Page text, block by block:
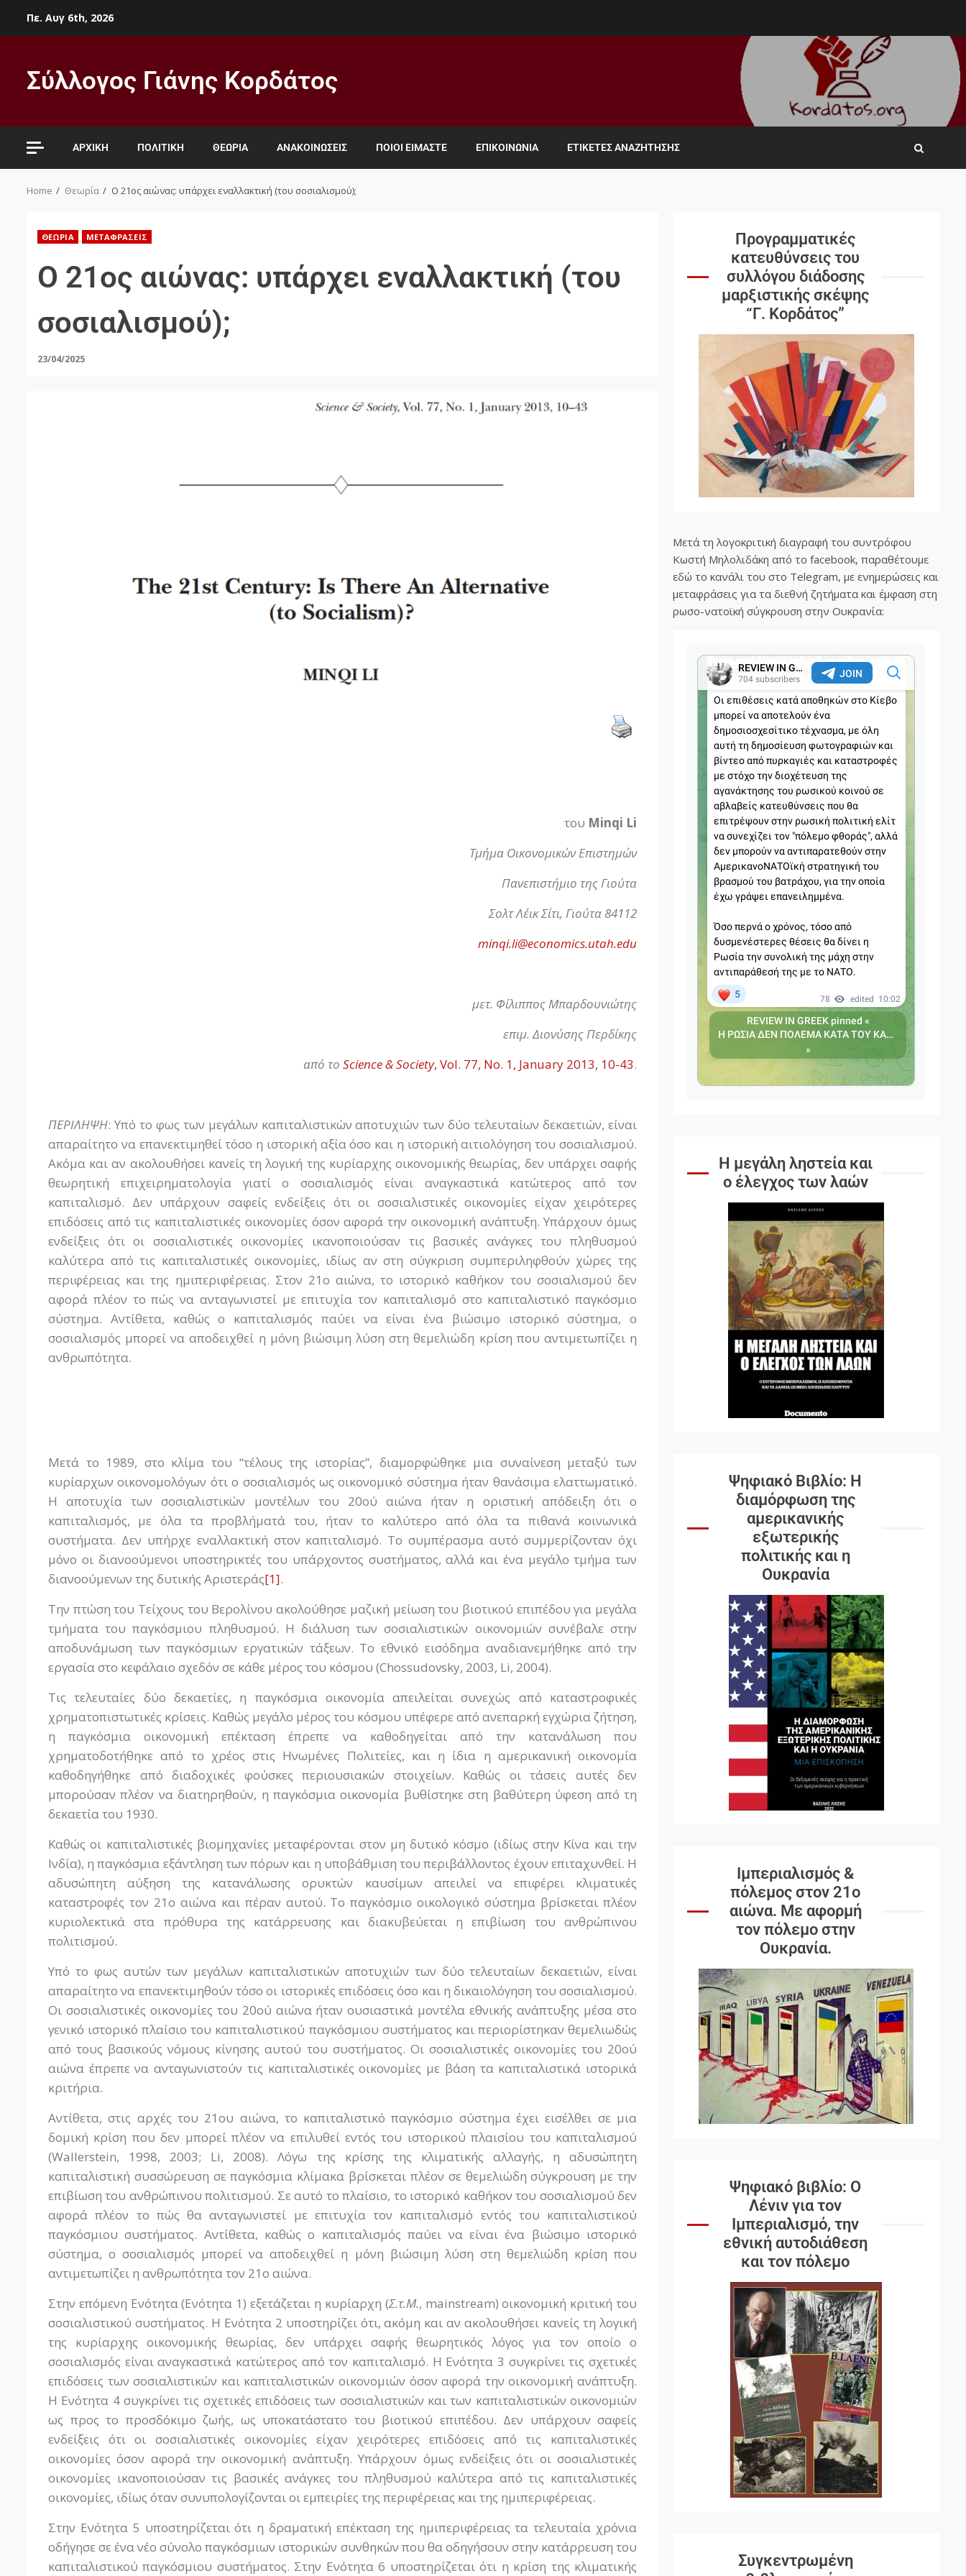
Πε. Αυγ 6th, 2026
Σύλλογος Γιάνης Κορδάτος
ΑΡΧΙΚΉ ΠΟΛΙΤΙΚΉ ΘΕΩΡΊΑ ΑΝΑΚΟΙΝΏΣΕΙΣ ΠΟΙΟΙ ΕΊΜΑΣΤΕ ΕΠΙΚΟΙΝΩΝΊΑ ΕΤΙΚΈΤΕΣ ΑΝΑΖΉΤΗΣΗΣ
Home Θεωρία Ο 21ος αιώνας: υπάρχει εναλλακτική (του σοσιαλισμού);
ΘΕΩΡΊΑ ΜΕΤΑΦΡΆΣΕΙΣ
Ο 21ος αιώνας: υπάρχει εναλλακτική (του
σοσιαλισμού);
23/04/2025
του Minqi Li
Τμήμα Οικονομικών Επιστημών
Πανεπιστήμιο της Γιούτα
Σολτ Λέικ Σίτι, Γιούτα 84112
minqi.li@economics.utah.edu
μετ. Φίλιππος Μπαρδουνιώτης
επιμ. Διονύσης Περδίκης
από το Science & Society, Vol. 77, No. 1, January 2013, 10-43.
ΠΕΡΙΛΗΨΗ: Υπό το φως των μεγάλων καπιταλιστικών αποτυχιών των δύο τελευταίων δεκαετιών, είναι
απαραίτητο να επανεκτιμηθεί τόσο η ιστορική αξία όσο και η ιστορική αιτιολόγηση του σοσιαλισμού.
Ακόμα και αν ακολουθήσει κανείς τη λογική της κυρίαρχης οικονομικής θεωρίας, δεν υπάρχει σαφής
θεωρητική επιχειρηματολογία γιατί ο σοσιαλισμός είναι αναγκαστικά κατώτερος από τον
καπιταλισμό. Δεν υπάρχουν σαφείς ενδείξεις ότι οι σοσιαλιστικές οικονομίες είχαν χειρότερες
επιδόσεις από τις καπιταλιστικές οικονομίες όσον αφορά την οικονομική ανάπτυξη. Υπάρχουν όμως
ενδείξεις ότι οι σοσιαλιστικές οικονομίες ικανοποιούσαν τις βασικές ανάγκες του πληθυσμού
καλύτερα από τις καπιταλιστικές οικονομίες, ιδίως αν στη σύγκριση συμπεριληφθούν χώρες της
περιφέρειας και της ημιπεριφέρειας. Στον 21ο αιώνα, το ιστορικό καθήκον του σοσιαλισμού δεν
αφορά πλέον το πώς να ανταγωνιστεί με επιτυχία τον καπιταλισμό στο καπιταλιστικό παγκόσμιο
σύστημα. Αντίθετα, καθώς ο καπιταλισμός παύει να είναι ένα βιώσιμο ιστορικό σύστημα, ο
σοσιαλισμός μπορεί να αποδειχθεί η μόνη βιώσιμη λύση στη θεμελιώδη κρίση που αντιμετωπίζει η
ανθρωπότητα.
Μετά το 1989, στο κλίμα του “τέλους της ιστορίας”, διαμορφώθηκε μια συναίνεση μεταξύ των
κυρίαρχων οικονομολόγων ότι ο σοσιαλισμός ως οικονομικό σύστημα ήταν θανάσιμα ελαττωματικό.
Η αποτυχία των σοσιαλιστικών μοντέλων του 20ού αιώνα ήταν η οριστική απόδειξη ότι ο
καπιταλισμός, με όλα τα προβλήματά του, ήταν το καλύτερο από όλα τα πιθανά κοινωνικά
συστήματα. Δεν υπήρχε εναλλακτική στον καπιταλισμό. Το συμπέρασμα αυτό συμμερίζονταν όχι
μόνο οι διανοούμενοι υποστηρικτές του υπάρχοντος συστήματος, αλλά και ένα μεγάλο τμήμα των
διανοούμενων της δυτικής Αριστεράς[1].
Την πτώση του Τείχους του Βερολίνου ακολούθησε μαζική μείωση του βιοτικού επιπέδου για μεγάλα
τμήματα του παγκόσμιου πληθυσμού. Η διάλυση των σοσιαλιστικών οικονομιών συνέβαλε στην
αποδυνάμωση των παγκόσμιων εργατικών τάξεων. Το εθνικό εισόδημα αναδιανεμήθηκε από την
εργασία στο κεφάλαιο σχεδόν σε κάθε μέρος του κόσμου (Chossudovsky, 2003, Li, 2004).
Τις τελευταίες δύο δεκαετίες, η παγκόσμια οικονομία απειλείται συνεχώς από καταστροφικές
χρηματοπιστωτικές κρίσεις. Καθώς μεγάλο μέρος του κόσμου υπέφερε από ανεπαρκή εγχώρια ζήτηση,
η παγκόσμια οικονομική επέκταση έπρεπε να καθοδηγείται από την κατανάλωση που
χρηματοδοτήθηκε από το χρέος στις Ηνωμένες Πολιτείες, και η ίδια η αμερικανική οικονομία
καθοδηγήθηκε από διαδοχικές φούσκες περιουσιακών στοιχείων. Καθώς οι τάσεις αυτές δεν
μπορούσαν πλέον να διατηρηθούν, η παγκόσμια οικονομία βυθίστηκε στη βαθύτερη ύφεση από τη
δεκαετία του 1930.
Καθώς οι καπιταλιστικές βιομηχανίες μεταφέρονται στον μη δυτικό κόσμο (ιδίως στην Κίνα και την
Ινδία), η παγκόσμια εξάντληση των πόρων και η υποβάθμιση του περιβάλλοντος έχουν επιταχυνθεί. Η
αδυσώπητη αύξηση της κατανάλωσης ορυκτών καυσίμων απειλεί να επιφέρει κλιματικές
καταστροφές τον 21ο αιώνα και πέραν αυτού. Το παγκόσμιο οικολογικό σύστημα βρίσκεται πλέον
κυριολεκτικά στα πρόθυρα της κατάρρευσης και διακυβεύεται η επιβίωση του ανθρώπινου
πολιτισμού.
Υπό το φως αυτών των μεγάλων καπιταλιστικών αποτυχιών των δύο τελευταίων δεκαετιών, είναι
απαραίτητο να επανεκτιμηθούν τόσο οι ιστορικές επιδόσεις όσο και η δικαιολόγηση του σοσιαλισμού.
Οι σοσιαλιστικές οικονομίες του 20ού αιώνα ήταν ουσιαστικά μοντέλα εθνικής ανάπτυξης μέσα στο
γενικό ιστορικό πλαίσιο του καπιταλιστικού παγκόσμιου συστήματος και περιορίστηκαν θεμελιωδώς
από τους βασικούς νόμους κίνησης αυτού του συστήματος. Οι σοσιαλιστικές οικονομίες του 20ού
αιώνα έπρεπε να ανταγωνιστούν τις καπιταλιστικές οικονομίες με βάση τα καπιταλιστικά ιστορικά
κριτήρια.
Αντίθετα, στις αρχές του 21ου αιώνα, το καπιταλιστικό παγκόσμιο σύστημα έχει εισέλθει σε μια
δομική κρίση που δεν μπορεί πλέον να επιλυθεί εντός του ιστορικού πλαισίου του καπιταλισμού
(Wallerstein, 1998, 2003; Li, 2008). Λόγω της κρίσης της κλιματικής αλλαγής, η αδυσώπητη
καπιταλιστική συσσώρευση σε παγκόσμια κλίμακα βρίσκεται πλέον σε θεμελιώδη σύγκρουση με την
επιβίωση του ανθρώπινου πολιτισμού. Σε αυτό το πλαίσιο, το ιστορικό καθήκον του σοσιαλισμού δεν
αφορά πλέον το πώς θα ανταγωνιστεί με επιτυχία τον καπιταλισμό εντός του καπιταλιστικού
παγκόσμιου συστήματος. Αντίθετα, καθώς ο καπιταλισμός παύει να είναι ένα βιώσιμο ιστορικό
σύστημα, ο σοσιαλισμός μπορεί να αποδειχθεί η μόνη βιώσιμη λύση στη θεμελιώδη κρίση που
αντιμετωπίζει η ανθρωπότητα τον 21ο αιώνα.
Στην επόμενη Ενότητα (Ενότητα 1) εξετάζεται η κυρίαρχη (Σ.τ.Μ., mainstream) οικονομική κριτική του
σοσιαλιστικού συστήματος. Η Ενότητα 2 υποστηρίζει ότι, ακόμη και αν ακολουθήσει κανείς τη λογική
της κυρίαρχης οικονομικής θεωρίας, δεν υπάρχει σαφής θεωρητικός λόγος για τον οποίο ο
σοσιαλισμός είναι αναγκαστικά κατώτερος από τον καπιταλισμό. Η Ενότητα 3 συγκρίνει τις σχετικές
επιδόσεις των σοσιαλιστικών και καπιταλιστικών οικονομιών όσον αφορά την οικονομική ανάπτυξη.
Η Ενότητα 4 συγκρίνει τις σχετικές επιδόσεις των σοσιαλιστικών και των καπιταλιστικών οικονομιών
ως προς το προσδόκιμο ζωής, ως υποκατάστατο του βιοτικού επιπέδου. Δεν υπάρχουν σαφείς
ενδείξεις ότι οι σοσιαλιστικές οικονομίες είχαν χειρότερες επιδόσεις από τις καπιταλιστικές
οικονομίες όσον αφορά την οικονομική ανάπτυξη. Υπάρχουν όμως ενδείξεις ότι οι σοσιαλιστικές
οικονομίες ικανοποιούσαν τις βασικές ανάγκες του πληθυσμού καλύτερα από τις καπιταλιστικές
οικονομίες, ιδίως όταν συνυπολογίζονται οι εμπειρίες της περιφέρειας και της ημιπεριφέρειας.
Στην Ενότητα 5 υποστηρίζεται ότι η δραματική επέκταση της ημιπεριφέρειας τα τελευταία χρόνια
οδήγησε σε ένα νέο σύνολο παγκόσμιων ιστορικών συνθηκών που θα οδηγήσουν στην κατάρρευση του
καπιταλιστικού παγκόσμιου συστήματος. Στην Ενότητα 6 υποστηρίζεται ότι η κρίση της κλιματικής
Προγραμματικές
κατευθύνσεις του
συλλόγου διάδοσης
μαρξιστικής σκέψης
“Γ. Κορδάτος”
Μετά τη λογοκριτική διαγραφή του συντρόφου
Κωστή Μηλολιδάκη από το facebook, παραθέτουμε
εδώ το κανάλι του στο Telegram, με ενημερώσεις και
μεταφράσεις για τα διεθνή ζητήματα και έμφαση στη
ρωσο-νατοϊκή σύγκρουση στην Ουκρανία:
Η μεγάλη ληστεία και
ο έλεγχος των λαών
Ψηφιακό Βιβλίο: Η
διαμόρφωση της
αμερικανικής
εξωτερικής
πολιτικής και η
Ουκρανία
Ιμπεριαλισμός &
πόλεμος στον 21ο
αιώνα. Mε αφορμή
τον πόλεμο στην
Ουκρανία.
Ψηφιακό βιβλίο: Ο
Λένιν για τον
Ιμπεριαλισμό, την
εθνική αυτοδιάθεση
και τον πόλεμο
Συγκεντρωμένη